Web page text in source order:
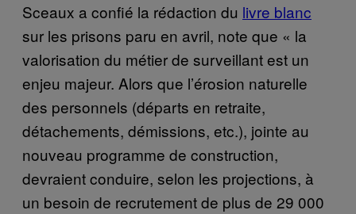
Sceaux a confié la rédaction du livre blanc
sur les prisons paru en avril, note que « la
valorisation du métier de surveillant est un
enjeu majeur. Alors que l’érosion naturelle
des personnels (départs en retraite,
détachements, démissions, etc.), jointe au
nouveau programme de construction,
devraient conduire, selon les projections, à
un besoin de recrutement de plus de 29 000